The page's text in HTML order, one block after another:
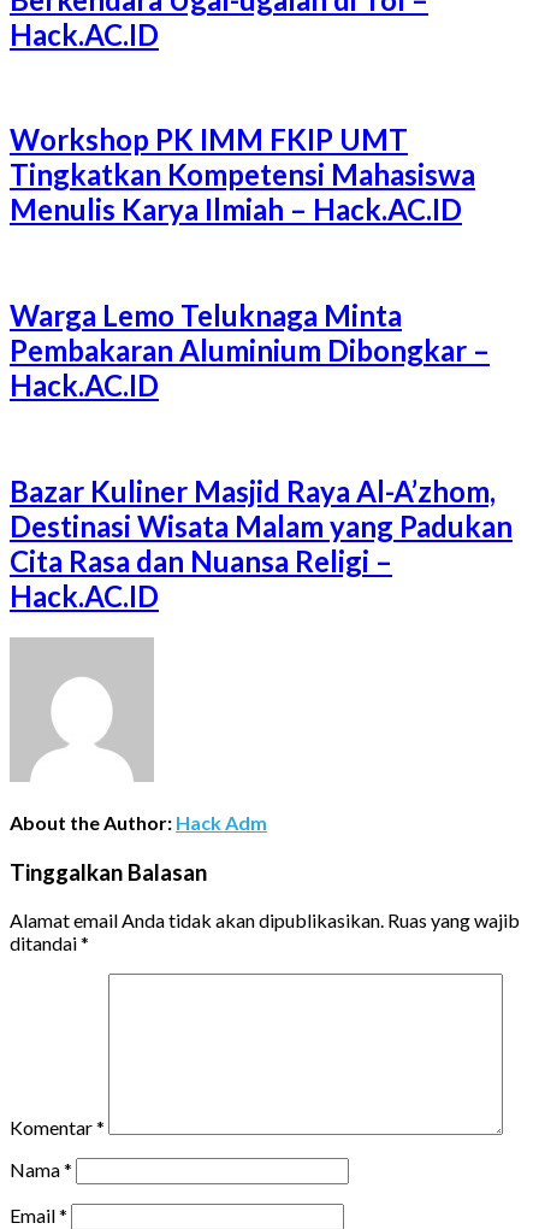
Hack.AC.ID
Workshop PK IMM FKIP UMT
Tingkatkan Kompetensi Mahasiswa
Menulis Karya Ilmiah – Hack.AC.ID
Warga Lemo Teluknaga Minta
Pembakaran Aluminium Dibongkar –
Hack.AC.ID
Bazar Kuliner Masjid Raya Al-A’zhom,
Destinasi Wisata Malam yang Padukan
Cita Rasa dan Nuansa Religi –
Hack.AC.ID
About the Author: Hack Adm
Tinggalkan Balasan
Alamat email Anda tidak akan dipublikasikan. Ruas yang wajib
ditandai*
Komentar*
Nama*
Email*